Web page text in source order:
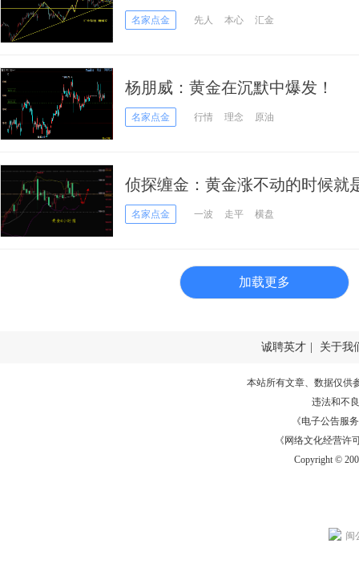
名家点金 先人 本心 汇金
杨朋威：黄金在沉默中爆发！
名家点金 行情 理念 原油
侦探缠金：黄金涨不动的时候就
了！
名家点金 一波 走平 横盘
加载更多
诚聘英才 | 关于我
本站所有文章、数据仅供
违法和不
《电子公告服务
《网络文化经营许
Copyright ©
闽